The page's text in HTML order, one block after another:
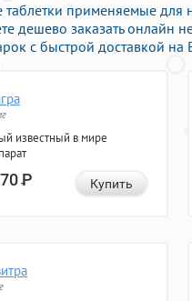
применяемые
дешево заказать онлайн
с быстрой доставкой на
известный в мире
Р Купить